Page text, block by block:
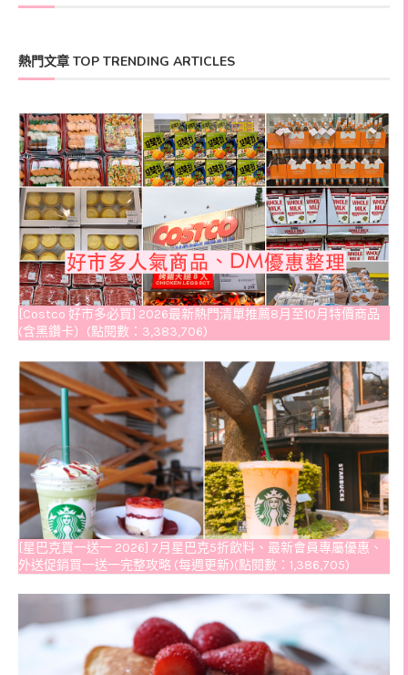
熱門文章 TOP TRENDING ARTICLES
[Costco 好市多必買] 2026最新熱門清單推薦8月至10月特價商品
(含黑鑽卡）(點閱數：3,383,706)
[星巴克買一送一 2026] 7月星巴克5折飲料、最新會員專屬優惠、
外送促銷買一送一完整攻略 (每週更新)(點閱數：1,386,705)